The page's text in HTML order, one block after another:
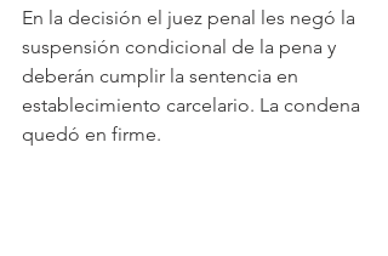
En la decisión el juez penal les negó la
suspensión condicional de la pena y
deberán cumplir la sentencia en
establecimiento carcelario. La condena
quedó en firme.